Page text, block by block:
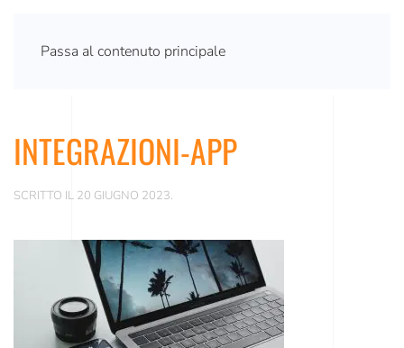
Passa al contenuto principale
INTEGRAZIONI-APP
SCRITTO IL 20 GIUGNO 2023.